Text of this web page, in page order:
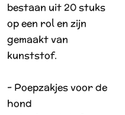
bestaan uit 20 stuks
op een rol en zijn
gemaakt van
kunststof.
- Poepzakjes voor de
hond